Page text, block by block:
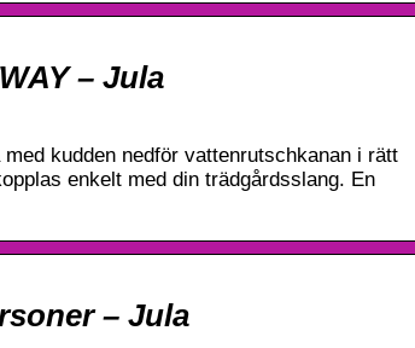
– Jula
kudden nedför vattenrutschkanan i rätt
enkelt med din trädgårdsslang. En
– Jula